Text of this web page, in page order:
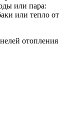
или пара:
или тепло от